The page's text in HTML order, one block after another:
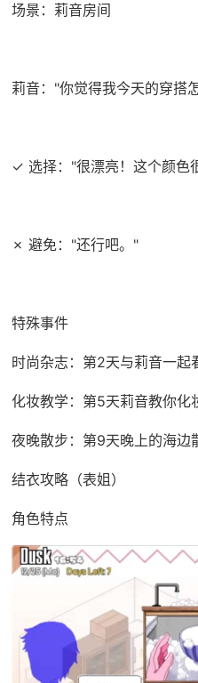
场景：莉音房间
莉音："你觉得我今天的穿搭
✓ 选择："很漂亮！这个颜色
✗ 避免："还行吧。"
特殊事件
时尚杂志：第2天与莉音一起
化妆教学：第5天莉音教你化
夜晚散步：第9天晚上的海边
结衣攻略（表姐）
角色特点